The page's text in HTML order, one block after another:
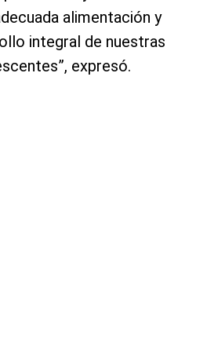
alimentación y
integral de nuestras
expresó.